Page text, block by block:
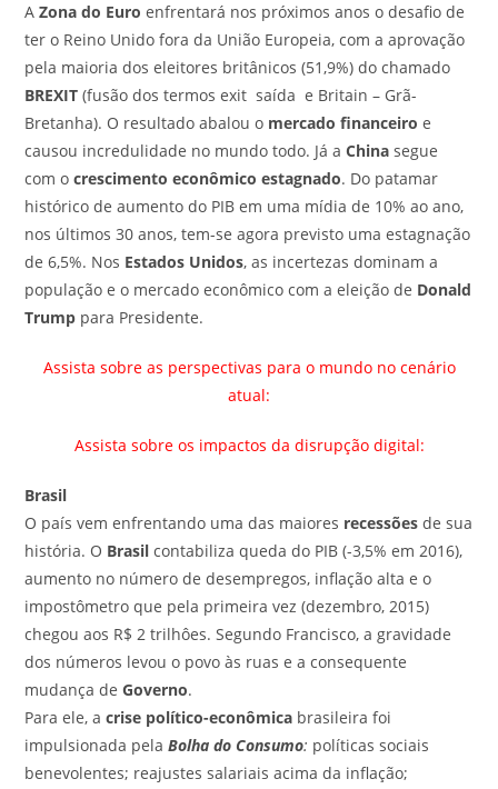
AZona do Euro enfrentará nos próximos anos o desafio de
ter o Reino Unido fora da União Europeia, com a aprovação
pela maioria dos eleitores britânicos (51,9%) do chamado
BREXIT (fusão dos termos exit saída e Britain – Grã-
Bretanha). O resultado abalou o mercado financeiro e
causou incredulidade no mundo todo. Já aChina segue
com ocrescimento econômico estagnado. Do patamar
histórico de aumento do PIB em uma mídia de 10% ao ano,
nos últimos 30 anos, tem-se agora previsto uma estagnação
de 6,5%. Nos Estados Unidos, as incertezas dominam a
população e o mercado econômico com a eleição de Donald
Trump para Presidente.
Assista sobre as perspectivas para o mundo no cenário
atual:
Assista sobre os impactos da disrupção digital:
Brasil
O país vem enfrentando uma das maiores recessões de sua
história. O Brasil contabiliza queda do PIB (-3,5% em 2016),
aumento no número de desempregos, inflação alta e o
impostômetro que pela primeira vez (dezembro, 2015)
chegou aos R$ 2 trilhôes. Segundo Francisco, a gravidade
dos números levou o povo às ruas e a consequente
mudança deGoverno.
Para ele, acrise político-econômica brasileira foi
impulsionada pelaBolha do Consumo: políticas sociais
benevolentes; reajustes salariais acima da inflação;